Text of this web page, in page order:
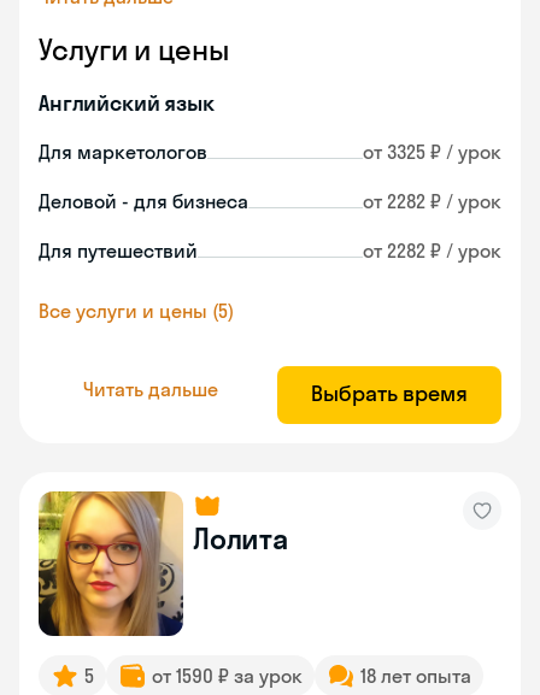
Услуги и цены
Английский язык
Для маркетологов от 3325 ₽ / урок
Деловой - для бизнеса от 2282 ₽ / урок
Для путешествий от 2282 ₽ / урок
Все услуги и цены (5)
Читать дальше Выбрать время
Лолита
5 от 1590 ₽ за урок
18 лет опыта